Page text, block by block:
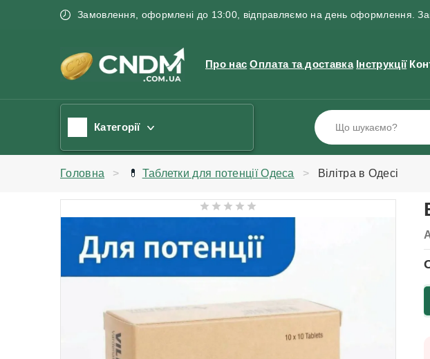
Замовлення, оформлені до 13:00, відправляємо на день оформлення.
Про нас Оплата та доставка Інструкції
Категорії
Головна 💊 Таблетки для потенції Одеса Вілітра в Одесі